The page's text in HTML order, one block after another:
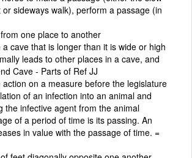
sideways walk), perform a passage (in
one place to another
a cave that is longer than it is wide or high
leads to other places in a cave, and
Cave - Parts of Ref JJ
action on a measure before the legislature
of an infection into an animal and
the infective agent from the animal
of a period of time is its passing. An
in value with the passage of time. =